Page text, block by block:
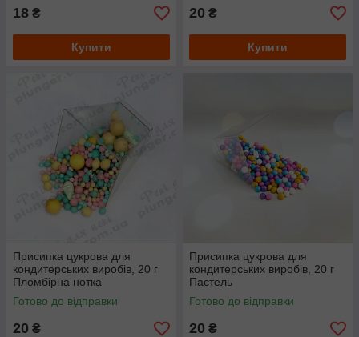
18 ₴
Купити
20 ₴
Купити
Присипка цукрова для
кондитерських виробів, 20 г
Пломбірна нотка
Готово до відправки
20 ₴
Присипка цукрова для
кондитерських виробів, 20 г
Пастель
Готово до відправки
20 ₴